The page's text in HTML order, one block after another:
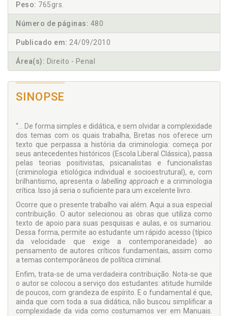
Peso: 765grs.
Número de páginas: 480
Publicado em: 24/09/2010
Área(s): Direito - Penal
SINOPSE
“... De forma simples e didática, e sem olvidar a complexidade
dos temas com os quais trabalha, Bretas nos oferece um
texto que perpassa a história da criminologia: começa por
seus antecedentes históricos (Escola Liberal Clássica), passa
pelas teorias positivistas, psicanalistas e funcionalistas
(criminologia etiológica individual e socioestrutural), e, com
brilhantismo, apresenta olabelling approach e a criminologia
crítica. Isso já seria o suficiente para um excelente livro.
Ocorre que o presente trabalho vai além. Aqui a sua especial
contribuição. O autor selecionou as obras que utiliza como
texto de apoio para suas pesquisas e aulas, e os sumariou.
Dessa forma, permite ao estudante um rápido acesso (típico
da velocidade que exige a contemporaneidade) ao
pensamento de autores críticos fundamentais, assim como
a temas contemporâneos de política criminal.
Enfim, trata-se de uma verdadeira contribuição. Nota-se que
o autor se colocou a serviço dos estudantes: atitude humilde
de poucos, com grandeza de espírito. E o fundamental é que,
ainda que com toda a sua didática, não buscou simplificar a
complexidade da vida como costumamos ver em Manuais.